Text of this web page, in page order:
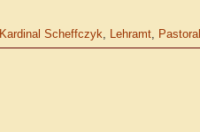
Kardinal Scheffczyk, Lehramt, Pastoral